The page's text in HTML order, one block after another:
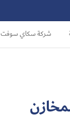
شركة سكاي سوفت Skysoft